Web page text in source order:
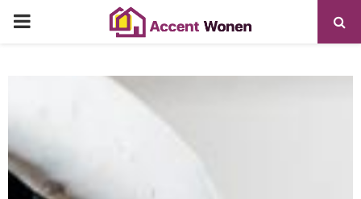
PRIMARY